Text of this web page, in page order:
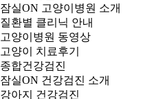
잠실ON 고양이병원 소개
질환별 클리닉 안내
고양이병원 동영상
고양이 치료후기
종합건강검진
잠실ON 건강검진 소개
강아지 건강검진